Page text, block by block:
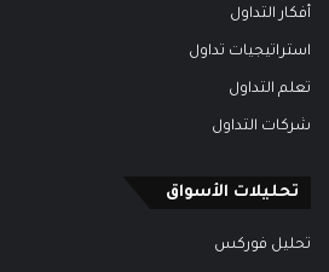
أفكار التداول
استراتيجيات تداول
تعلم التداول
شركات التداول
تحليلات الأسواق
تحليل فوركس